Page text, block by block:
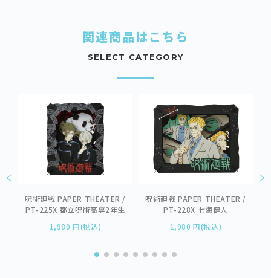
関連商品はこちら
SELECT CATEGORY
呪術廻戦 PAPER THEATER /
PT-225X 都立呪術高専2年生
1,980 円(税込)
呪術廻戦 PAPER THEATER /
PT-228X 七海健人
1,980 円(税込)